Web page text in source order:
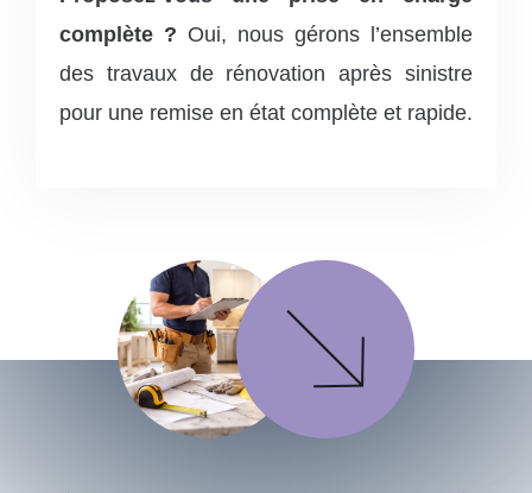
complète ? Oui, nous gérons l’ensemble
des travaux de rénovation après sinistre
pour une remise en état complète et rapide.